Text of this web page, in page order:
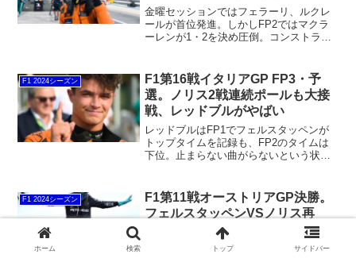
金曜セッションではフェラーリ、ルクレ
ールが首位発進。しかしFP2ではマクラ
ーレンが1・2を決め圧倒。コンストラク
回は最後のFP3と予選。走りを見ている
限りではマクラーレンが頭一つ抜けた走
りを見せていますが、どうなるのか？
F1 2024シーズン
F1第16戦イタリアGP FP3・予
選。ノリス2戦連続ポールも大接
戦、レッドブルがやばい
レッドブルはFP1でフェルスタッペンが
トップタイムを記録も、FP2のタイムは
下位。止まらない曲がらないという状況
影響を及ぼすか心配されたが、2025年メ
ルセデスのシートを勝ち取った。18歳で
トップチームのシート獲得は純粋に凄い
F1 2024シーズン
F1第11戦オーストリアGP決勝。
フェルスタッペンVSノリス再
び。まさかの逆転ラッセル今季初
フェルスタッペンが異次元の走りを見せ
ホーム 検索 トップ サイドバー